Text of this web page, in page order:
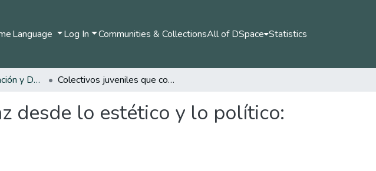
Language Log In Communities & CollectionsAll of DSpace Statistics
Maestria en Educación y Desarrollo Humano Colectivos juveniles que construyen paz desde lo estético y lo político: estado del arte
desde lo estético y lo político: